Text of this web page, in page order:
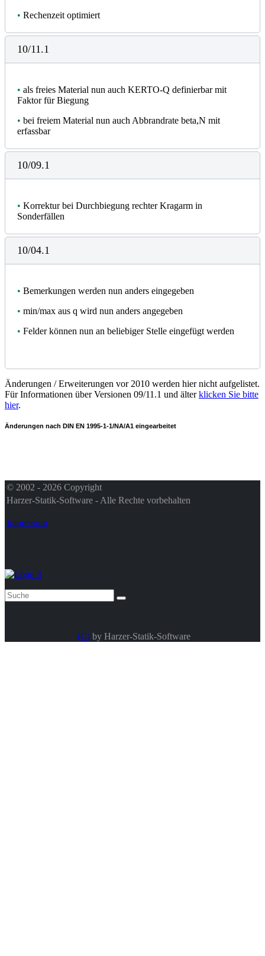
• Rechenzeit optimiert
10/11.1
• als freies Material nun auch KERTO-Q definierbar mit
Faktor für Biegung
• bei freiem Material nun auch Abbrandrate beta,N mit
erfassbar
10/09.1
• Korrektur bei Durchbiegung rechter Kragarm in
Sonderfällen
10/04.1
• Bemerkungen werden nun anders eingegeben
• min/max aus q wird nun anders angegeben
• Felder können nun an beliebiger Stelle eingefügt werden
Änderungen / Erweiterungen vor 2010 werden hier nicht aufgelistet.
Für Informationen über Versionen 09/11.1 und älterklicken Sie bitte
hier.
Änderungen nach DIN EN 1995-1-1/NA/A1 eingearbeitet
© 2002 - 2026 Copyright
Harzer-Statik-Software - Alle Rechte vorbehalten
Impressum
(C) by Harzer-Statik-Software